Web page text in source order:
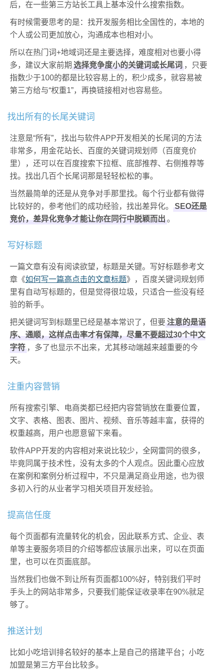
后，在一些第三方站长工具上基本没什么搜索指数。
有时候需要思考的是：找开发服务相比全国性的，本地的
个人或公司更加放心，沟通成本也相对小。
所以在热门词+地域词还是主要选择，难度相对也要小得
多，建议大家前期 选择竞争度小的关键词或长尾词 ，只要
指数少于100的都是比较容易上的，积少成多，就容易被
第三方给与“权重1”，再换链接相对也容易些。
找出所有的长尾关键词
注意是“所有”，找出与软件APP开发相关的长尾词的方法
非常多，用金花站长、百度的关键词规划师（百度竞价
里），还可以在百度搜索下拉框、底部推荐、右侧推荐等
找。找出几百个长尾词那是轻轻松松的事。
当然最简单的还是从竞争对手那里找。每个行业都有做得
比较好的，参考他们的成功经验，找出差异化。
SEO还是
竞价，差异化竞争才能让你在同行中脱颖而出 。
写好标题
一篇文章有没有阅读欲望，标题是关键。写好标题参考文
章《如何写一篇高点击的文章标题》，百度关键词规划师
里有自动写标题的，但是觉得很垃圾，只适合一些没有经
验的新手。
把关键词写到标题里已经是基本常识了，但要注意的是语
序、通顺，这样点击率才有保障，尽量不要超过30个中文
字符 ，多了也显示不出来，尤其移动端越来越重要的今
天。
注重内容营销
所有搜索引擎、电商类都已经把内容营销放在重要位置，
文字、表格、图表、图片、视频、音乐等越丰富，获得的
权重越高，用户也愿意留下来看。
软件APP开发的内容相对来说比较少，全网雷同的很多，
毕竟同属于技术性，没有太多的个人观点。因此重心应放
在案例和案例分析过程中，不只是满足商业用途，也为很
多初入行的从业者学习相关项目开发经验。
提高信任度
每个页面都有流量转化的机会，因此联系方式、企业、表
单等主要服务项目的介绍等都应该展示出来，可以在页面
里，也可以在页面底部。
当然我们也做不到让所有页面都100%好，特别我们平时
手头上的网站非常多，只要我们能保证收录率在90%就足
够了。
推送计划
比如小吃培训排名较好的基本上是自己的搭建平台；小吃
加盟是第三方平台比较多。